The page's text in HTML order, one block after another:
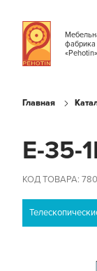
фабрика
«Pehotin»
Главная
E-35-
КОД ТОВАРА: